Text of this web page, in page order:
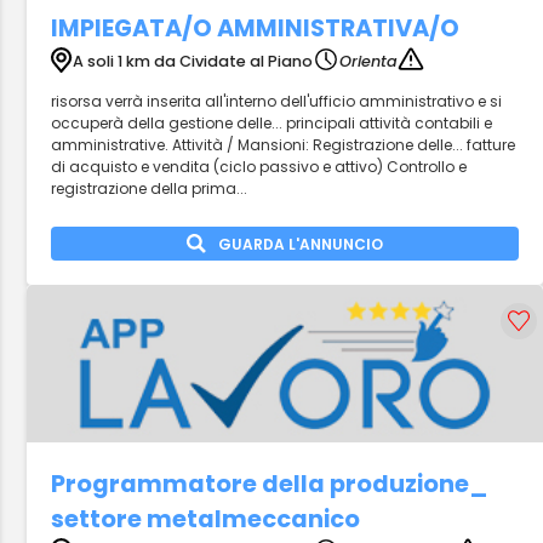
IMPIEGATA/O AMMINISTRATIVA/O
A soli 1 km da Cividate al Piano
Orienta
risorsa verrà inserita all'interno dell'ufficio amministrativo e si
occuperà della gestione delle... principali attività contabili e
amministrative. Attività / Mansioni: Registrazione delle... fatture
di acquisto e vendita (ciclo passivo e attivo) Controllo e
registrazione della prima...
GUARDA L'ANNUNCIO
Programmatore della produzione_
settore metalmeccanico